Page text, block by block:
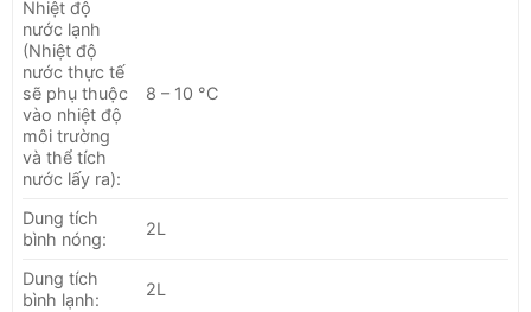
Nhiệt độ
nước lạnh
(Nhiệt độ
nước thực tế
sẽ phụ thuộc
vào nhiệt độ
môi trường
và thể tích
nước lấy ra):
8 – 10 °C
Dung tích
bình nóng:
2L
Dung tích
bình lạnh:
2L